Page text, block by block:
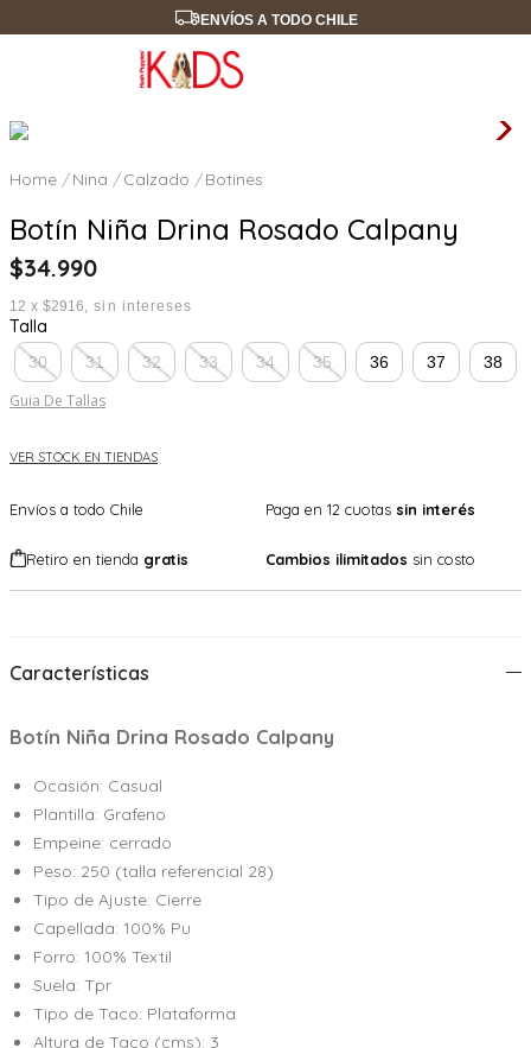
ENVÍOS A TODO CHILE
Nina Calzado Botines
Botín Niña Drina Rosado Calpany
$34.990
12 x $2916 sin intereses
Talla
30 31 32 33 34 35 36 37 38
Guia De Tallas
VER STOCK EN TIENDAS
Envíos a todo Chile Paga en 12 cuotas sin interés
Retiro en tienda gratis Cambios ilimitados sin costo
Características
Botín Niña Drina Rosado Calpany
Ocasión: Casual
Plantilla: Grafeno
Empeine: cerrado
Peso: 250 (talla referencial 28)
Tipo de Ajuste: Cierre
Capellada: 100% Pu
Forro: 100% Textil
Suela: Tpr
Tipo de Taco: Plataforma
Altura de Taco (cms): 3